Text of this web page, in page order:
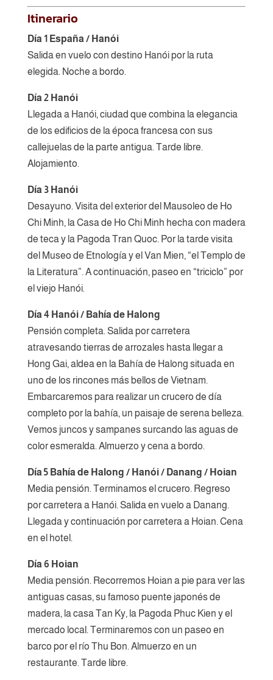
Itinerario
Día 1 España / Hanói
Salida en vuelo con destino Hanói por la ruta
elegida. Noche a bordo.
Día 2 Hanói
Llegada a Hanói, ciudad que combina la elegancia
de los edificios de la época francesa con sus
callejuelas de la parte antigua. Tarde libre.
Alojamiento.
Día 3 Hanói
Desayuno. Visita del exterior del Mausoleo de Ho
Chi Minh, la Casa de Ho Chi Minh hecha con madera
de teca y la Pagoda Tran Quoc. Por la tarde visita
del Museo de Etnología y el Van Mien, “el Templo de
la Literatura”. A continuación, paseo en “triciclo” por
el viejo Hanói.
Día 4 Hanói / Bahía de Halong
Pensión completa. Salida por carretera
atravesando tierras de arrozales hasta llegar a
Hong Gai, aldea en la Bahía de Halong situada en
uno de los rincones más bellos de Vietnam.
Embarcaremos para realizar un crucero de día
completo por la bahía, un paisaje de serena belleza.
Vemos juncos y sampanes surcando las aguas de
color esmeralda. Almuerzo y cena a bordo.
Día 5 Bahía de Halong / Hanói / Danang / Hoian
Media pensión. Terminamos el crucero. Regreso
por carretera a Hanói. Salida en vuelo a Danang.
Llegada y continuación por carretera a Hoian. Cena
en el hotel.
Día 6 Hoian
Media pensión. Recorremos Hoian a pie para ver las
antiguas casas, su famoso puente japonés de
madera, la casa Tan Ky, la Pagoda Phuc Kien y el
mercado local. Terminaremos con un paseo en
barco por el río Thu Bon. Almuerzo en un
restaurante. Tarde libre.